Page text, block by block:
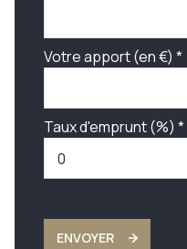
Votre apport (en €) *
Taux d'emprunt (%) *
ENVOYER